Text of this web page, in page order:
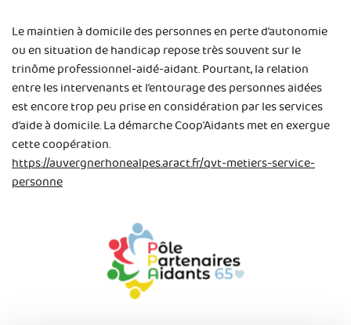
Le maintien à domicile des personnes en perte d’autonomie
ou en situation de handicap repose très souvent sur le
trinôme professionnel-aidé-aidant. Pourtant, la relation
entre les intervenants et l’entourage des personnes aidées
est encore trop peu prise en considération par les services
d’aide à domicile. La démarche Coop’Aidants met en exergue
cette coopération.
https://auvergnerhonealpes.aract.fr/qvt-metiers-service-
personne